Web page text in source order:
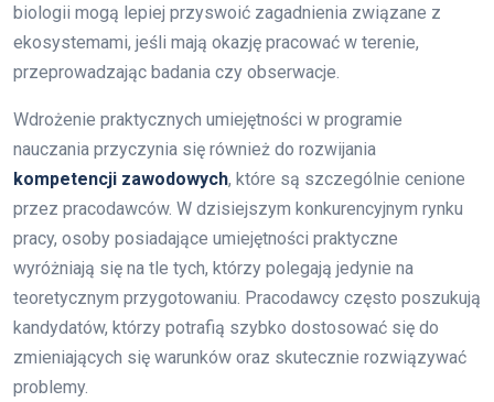
biologii mogą lepiej przyswoić zagadnienia związane z
ekosystemami, jeśli mają okazję pracować w terenie,
przeprowadzając badania czy obserwacje.
Wdrożenie praktycznych umiejętności w programie
nauczania przyczynia się również do rozwijania
kompetencji zawodowych, które są szczególnie cenione
przez pracodawców. W dzisiejszym konkurencyjnym rynku
pracy, osoby posiadające umiejętności praktyczne
wyróżniają się na tle tych, którzy polegają jedynie na
teoretycznym przygotowaniu. Pracodawcy często poszukują
kandydatów, którzy potrafią szybko dostosować się do
zmieniających się warunków oraz skutecznie rozwiązywać
problemy.